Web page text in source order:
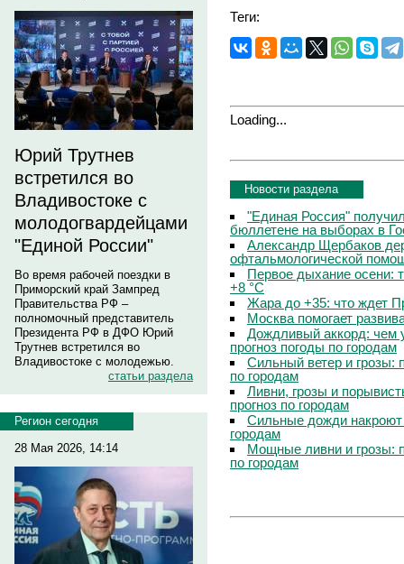
Юрий Трутнев
встретился во
Владивостоке с
молодогвардейцами
"Единой России"
Во время рабочей поездки в
Приморский край Зампред
Правительства РФ –
полномочный представитель
Президента РФ в ДФО Юрий
Трутнев встретился во
Владивостоке с молодежью.
статьи раздела
Регион сегодня
28 Мая 2026, 14:14
Теги:
Loading...
Новости раздела
"Единая Россия"
бюллетене на выборах в
Александр Щербаков
офтальмологической
Первое дыхание осени:
+8 °C
Жара до +35: что ждет
Москва помогает
Дождливый аккорд: чем
прогноз погоды по городам
Сильный ветер и грозы:
по городам
Ливни, грозы и
прогноз по городам
Сильные дожди
городам
Мощные ливни и грозы:
по городам